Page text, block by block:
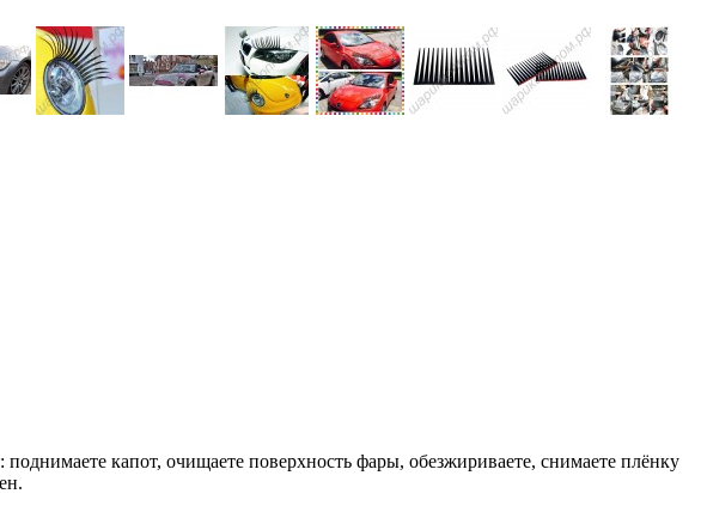
капот, очищаете поверхность фары, обезжириваете, снимаете плёнку